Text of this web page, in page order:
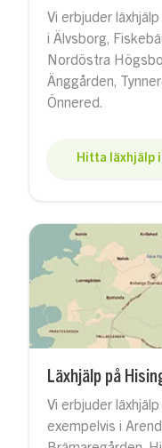
Vi erbjuder
i Älvsborg,
Nordöstra
Änggården,
Önnered.
Hitta läxhjälp
Läxhjälp på
Vi erbjuder
exempelvis i